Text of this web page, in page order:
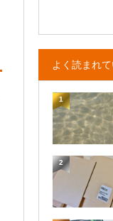
よく読まれ
1
2